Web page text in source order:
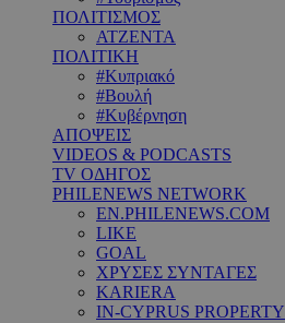
ΠΟΛΙΤΙΣΜΟΣ
ΑΤΖΕΝΤΑ
ΠΟΛΙΤΙΚΗ
#Κυπριακό
#Βουλή
#Κυβέρνηση
ΑΠΟΨΕΙΣ
VIDEOS & PODCASTS
TV ΟΔΗΓΟΣ
PHILENEWS NETWORK
EN.PHILENEWS.COM
LIKE
GOAL
ΧΡΥΣΕΣ ΣΥΝΤΑΓΕΣ
KARIERA
IN-CYPRUS PROPERTY